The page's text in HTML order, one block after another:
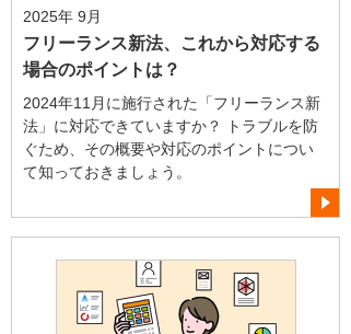
2025年 9月
フリーランス新法、これから対応する
場合のポイントは？
2024年11月に施行された「フリーランス新
法」に対応できていますか？ トラブルを防
ぐため、その概要や対応のポイントについ
て知っておきましょう。